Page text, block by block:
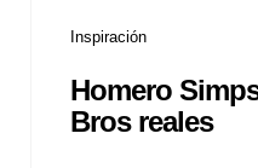
Inspiración
Homero
Bros reales